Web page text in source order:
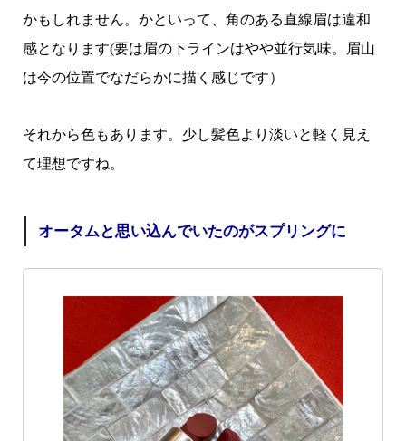
かもしれません。かといって、角のある直線眉は違和
感となります(要は眉の下ラインはやや並行気味。眉山
は今の位置でなだらかに描く感じです）
それから色もあります。少し髪色より淡いと軽く見え
て理想ですね。
オータムと思い込んでいたのがスプリングに